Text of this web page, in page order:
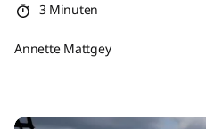
3 Minuten
Annette Mattgey